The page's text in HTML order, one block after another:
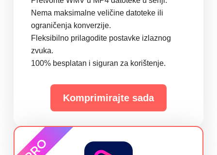
Nema maksimalne veličine datoteke ili
ograničenja konverzije.
Fleksibilno prilagodite postavke izlaznog
zvuka.
100% besplatan i siguran za korištenje.
Komprimirajte sada